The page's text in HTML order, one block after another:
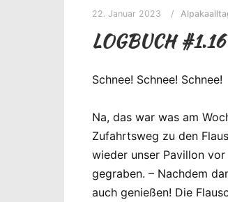
22. Januar 2023
LOGBUCH #1.16
Schnee! Schnee! Schnee!
Na, das war was am
Zufahrtsweg zu den
wieder unser Pavillon
gegraben. – Nachdem
auch genießen! Die